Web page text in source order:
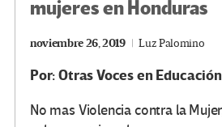
mujeres en Honduras
noviembre 26, 2019 Luz Palomino
Por: Otras Voces en Educación
No mas Violencia contra la